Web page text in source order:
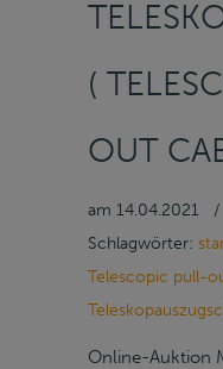
(
OUT
am 14.04.2021 /
Schlagwörter:
Telescopic pull-
Online-Auktion